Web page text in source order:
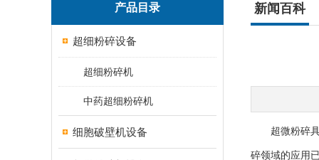
产品目录
超细粉碎设备
超细粉碎机
中药超细粉碎机
细胞破壁机设备
新闻百科
超微粉碎具
碎领域的应用